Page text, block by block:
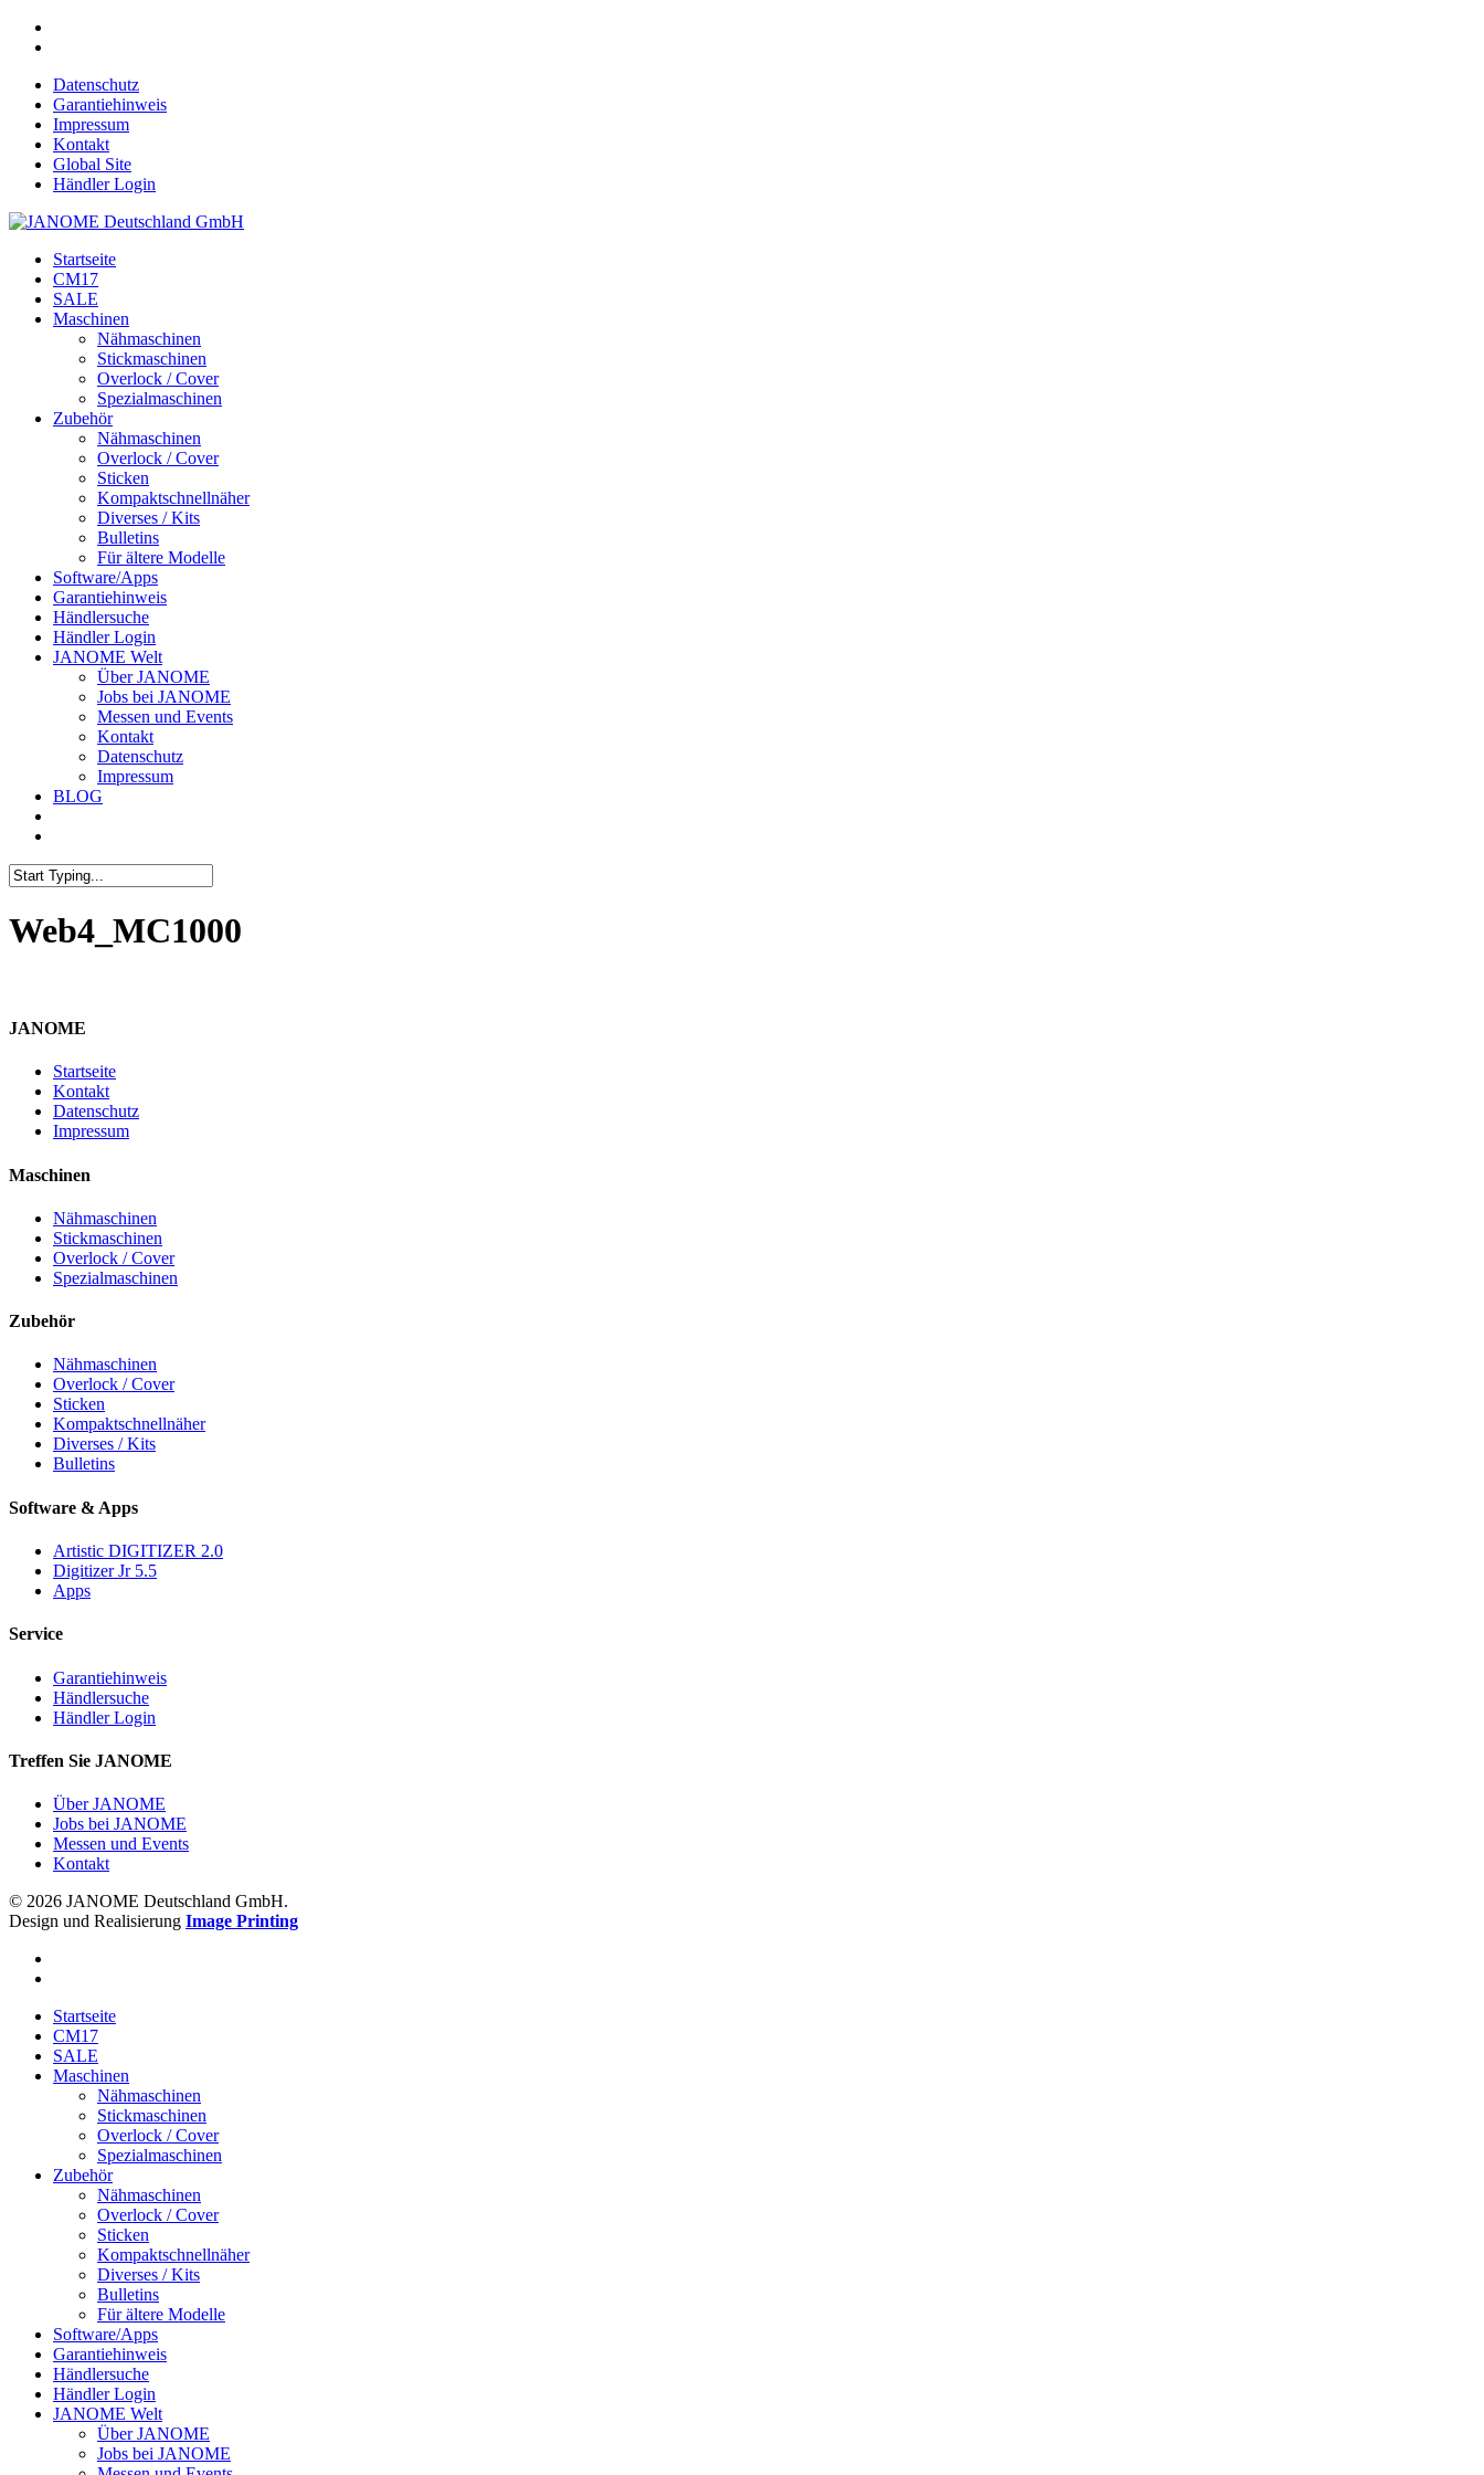
Datenschutz
Garantiehinweis
Impressum
Kontakt
Global Site
Händler Login
Startseite
CM17
SALE
Maschinen
Nähmaschinen
Stickmaschinen
Overlock / Cover
Spezialmaschinen
Zubehör
Nähmaschinen
Overlock / Cover
Sticken
Kompaktschnellnäher
Diverses / Kits
Bulletins
Für ältere Modelle
Software/Apps
Garantiehinweis
Händlersuche
Händler Login
JANOME Welt
Über JANOME
Jobs bei JANOME
Messen und Events
Kontakt
Datenschutz
Impressum
BLOG
Web4_MC1000
JANOME
Startseite
Kontakt
Datenschutz
Impressum
Maschinen
Nähmaschinen
Stickmaschinen
Overlock / Cover
Spezialmaschinen
Zubehör
Nähmaschinen
Overlock / Cover
Sticken
Kompaktschnellnäher
Diverses / Kits
Bulletins
Software & Apps
Artistic DIGITIZER 2.0
Digitizer Jr 5.5
Apps
Service
Garantiehinweis
Händlersuche
Händler Login
Treffen Sie JANOME
Über JANOME
Jobs bei JANOME
Messen und Events
Kontakt
© 2026 JANOME Deutschland GmbH.
Design und Realisierung Image Printing
Startseite
CM17
SALE
Maschinen
Nähmaschinen
Stickmaschinen
Overlock / Cover
Spezialmaschinen
Zubehör
Nähmaschinen
Overlock / Cover
Sticken
Kompaktschnellnäher
Diverses / Kits
Bulletins
Für ältere Modelle
Software/Apps
Garantiehinweis
Händlersuche
Händler Login
JANOME Welt
Über JANOME
Jobs bei JANOME